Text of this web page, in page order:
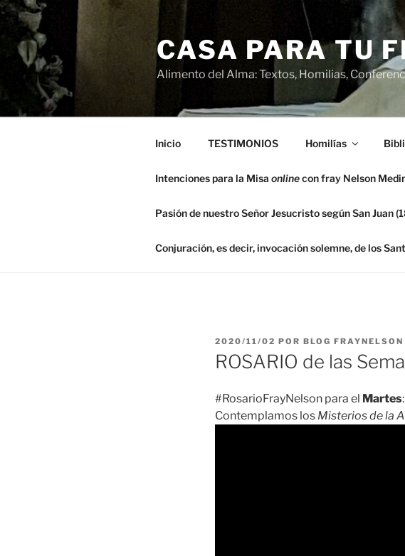
Saltar
contenido
CASA PARA TU
Alimento del Alma: Textos, Homilias,
Inicio TESTIMONIOS Homilías
Intenciones para la Misa onlinecon fray Nelson
Pasión de nuestro Señor Jesucristo según San Juan
Conjuración, es decir, invocación solemne, de los
PUBLICADO
EL
2020/11/02 POR BLOG FRAYNELSON
ROSARIO de las
#RosarioFrayNelson para el Martes:
Contemplamos los Misterios de la